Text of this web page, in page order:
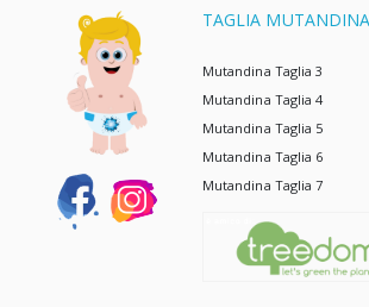
TAGLIA MUTANDINA
Mutandina Taglia 3
Mutandina Taglia 4
Mutandina Taglia 5
Mutandina Taglia 6
Mutandina Taglia 7